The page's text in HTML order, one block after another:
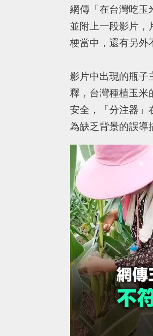
網傳「在台灣吃玉
並附上一段影片，
梗當中，還有另外
影片中出現的瓶子
釋，台灣種植玉米
安全，「分注器」
為缺乏背景的誤導